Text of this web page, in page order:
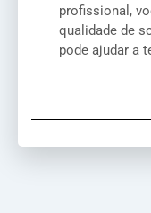
profissional,
qualidade de
pode ajudar a